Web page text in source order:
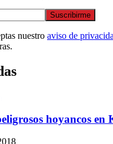
Suscribirme
nuestro aviso de
hoyancos